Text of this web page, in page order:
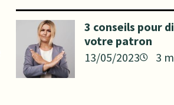
3 conseils pour
votre patron
13/05/2023